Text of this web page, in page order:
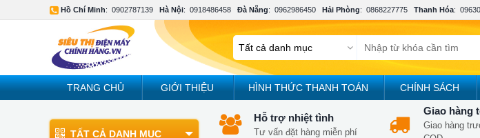
Hồ Chí Minh: 0902787139 Hà Nội: 0918486458 Đà Nẵng: 0962986450 Hải Phòng: 0868227775 Thanh Hóa:
TRANG CHỦ GIỚI THIỆU HÌNH THỨC THANH TOÁN CHÍNH SÁCH
TẤT CẢ DANH MỤC
Hỗ trợ nhiệt tình
Tư vấn đặt hàng miễn phí
Giao hàng
Giao hàng